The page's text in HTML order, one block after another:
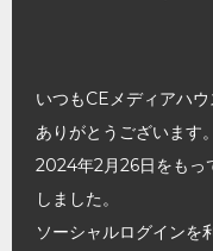
いつもCEメディアハ
ありがとうございます。
2024年2月26日をもっ
しました。
ソーシャルログインを